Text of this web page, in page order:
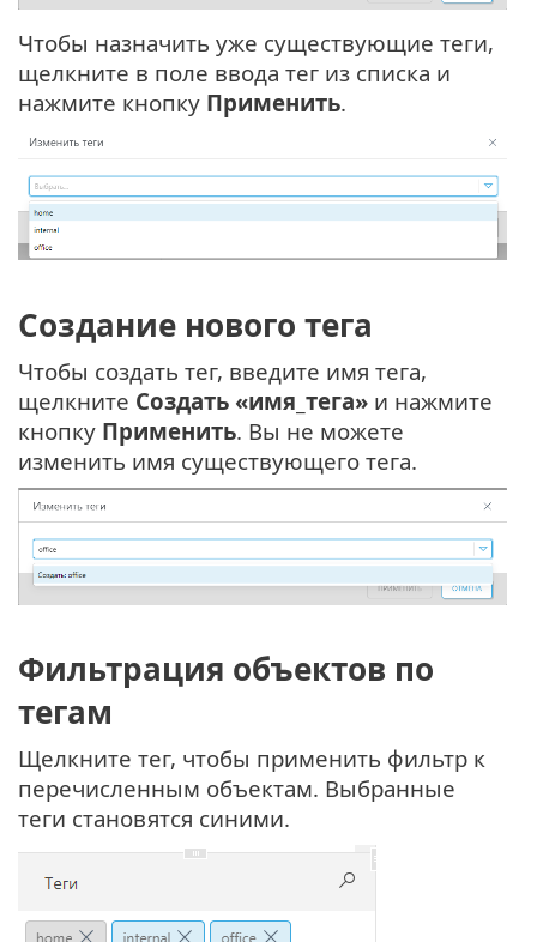
Чтобы назначить уже существующие теги,
щелкните в поле ввода тег из списка и
нажмите кнопку Применить.
Создание нового тега
Чтобы создать тег, введите имя тега,
щелкните Создать «имя_тега» и нажмите
кнопку Применить. Вы не можете
изменить имя существующего тега.
Фильтрация объектов по
тегам
Щелкните тег, чтобы применить фильтр к
перечисленным объектам. Выбранные
теги становятся синими.